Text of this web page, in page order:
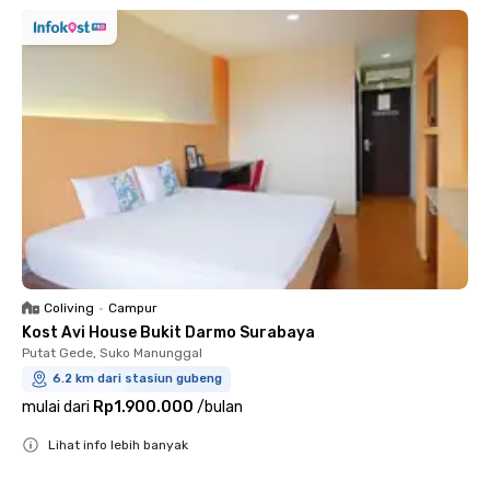
Coliving • Campur
Kost Avi House Bukit Darmo Surabaya
Putat Gede, Suko Manunggal
6.2 km dari stasiun gubeng
mulai dari Rp1.900.000 /bulan
Lihat info lebih banyak